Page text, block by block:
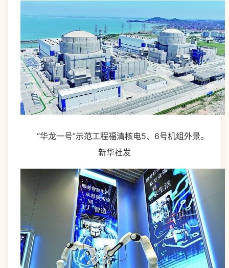
“华龙一号”示范工程福清核电5、6号机组外景。
新华社发